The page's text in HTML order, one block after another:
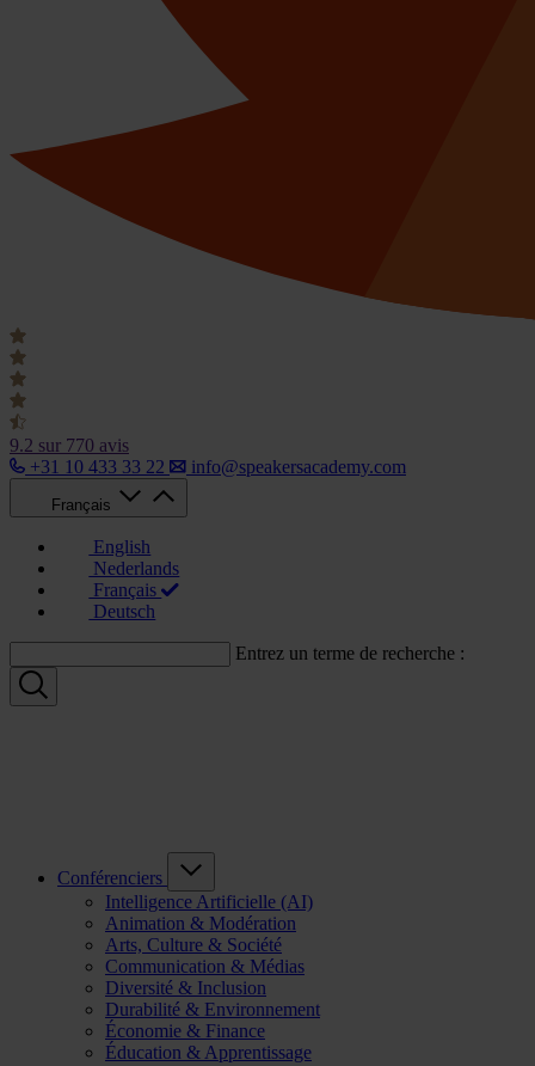
9.2 sur 770 avis
+31 10 433 33 22
info@speakersacademy.com
Français
English
Nederlands
Français
Deutsch
Entrez un terme de recherche :
Conférenciers
Intelligence Artificielle (AI)
Animation & Modération
Arts, Culture & Société
Communication & Médias
Diversité & Inclusion
Durabilité & Environnement
Économie & Finance
Éducation & Apprentissage